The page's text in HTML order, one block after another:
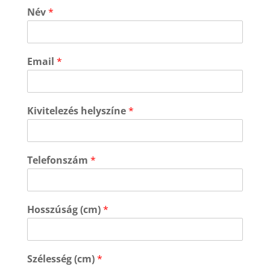
Név*
Email *
Kivitelezés helyszíne*
Telefonszám *
Hosszúság (cm)*
Szélesség (cm)*